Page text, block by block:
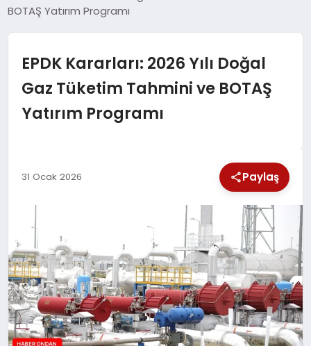
SIYASET
DÜNYA
EKONOMI
TEKNOLOJI
YAŞAM
BOTAŞ Yatırım Programı
EPDK Kararları: 2026 Yılı Doğal
Gaz Tüketim Tahmini ve BOTAŞ
Yatırım Programı
31 Ocak 2026 Paylaş